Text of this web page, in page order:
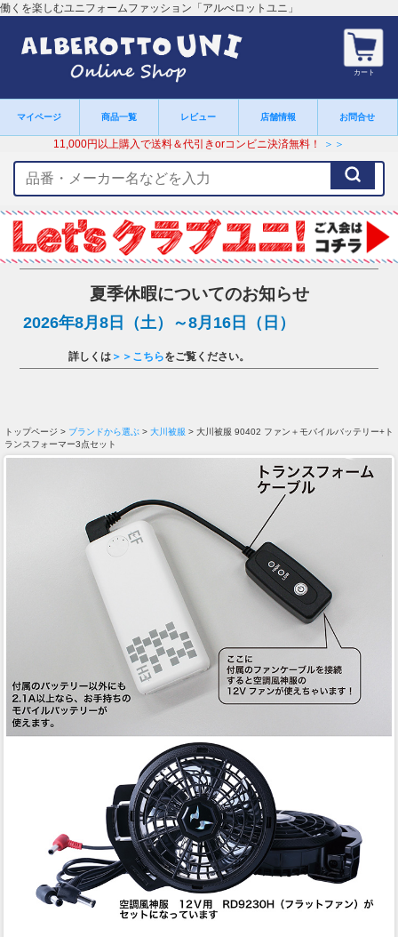
働くを楽しむユニフォームファッション「アルべロットユニ」
カート
マイページ 商品一覧 レビュー 店舗情報 お問合せ
11,000円以上購入で送料＆代引きorコンビニ決済無料！ ＞＞
ー
ワ
ー
ド
夏季休暇についてのお知らせ
2026年8月8日（土）～8月16日（日）
詳しくは ＞＞こちらをご覧ください。
トップページ > ブランドから選ぶ > 大川被服 > 大川被服 90402 ファン＋モバイルバッテリー+ト
ランスフォーマー3点セット